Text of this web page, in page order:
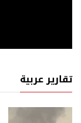
تقارير عربية